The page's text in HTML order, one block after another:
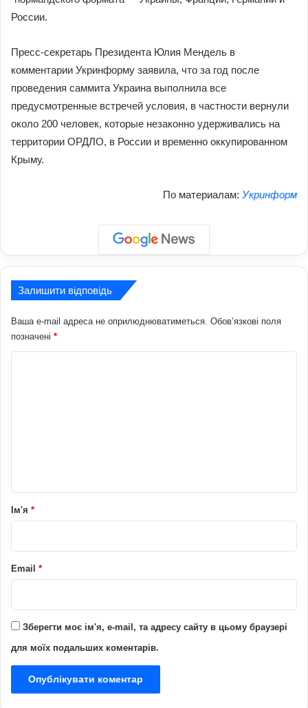
России.
Пресс-секретарь Президента Юлия Мендель в
комментарии Укринформу заявила, что за год после
проведения саммита Украина выполнила все
предусмотренные встречей условия, в частности вернули
около 200 человек, которые незаконно удерживались на
территории ОРДЛО, в России и временно оккупированном
Крыму.
По материалам: Укринформ
Залишити відповідь
Ваша e-mail адреса не оприлюднюватиметься. Обов’язкові поля
позначені *
рІм'я *
Email *
Зберегти моє ім'я, e-mail, та адресу сайту в цьому браузері
для моїх подальших коментарів.